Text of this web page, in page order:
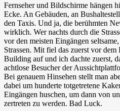
Fernseher und Bildschirme hängen
Ecke. An Gebäuden, an
den Taxis. Und ja, die berühmten
wirklich. Wer nachts durch die
vor den meisten Eingängen
Strassen. Mit fiel das zuerst vor dem
Building auf und ich dachte zuerst,
achtlose Besucher der
Bei genauem Hinsehen stellt man
dabei um hunderte totgetretene
Eingängen huschen, um dann von
zertreten zu werden. Bad Luck.